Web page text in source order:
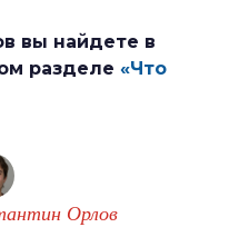
вы найдете в
разделе «Что
Орлов